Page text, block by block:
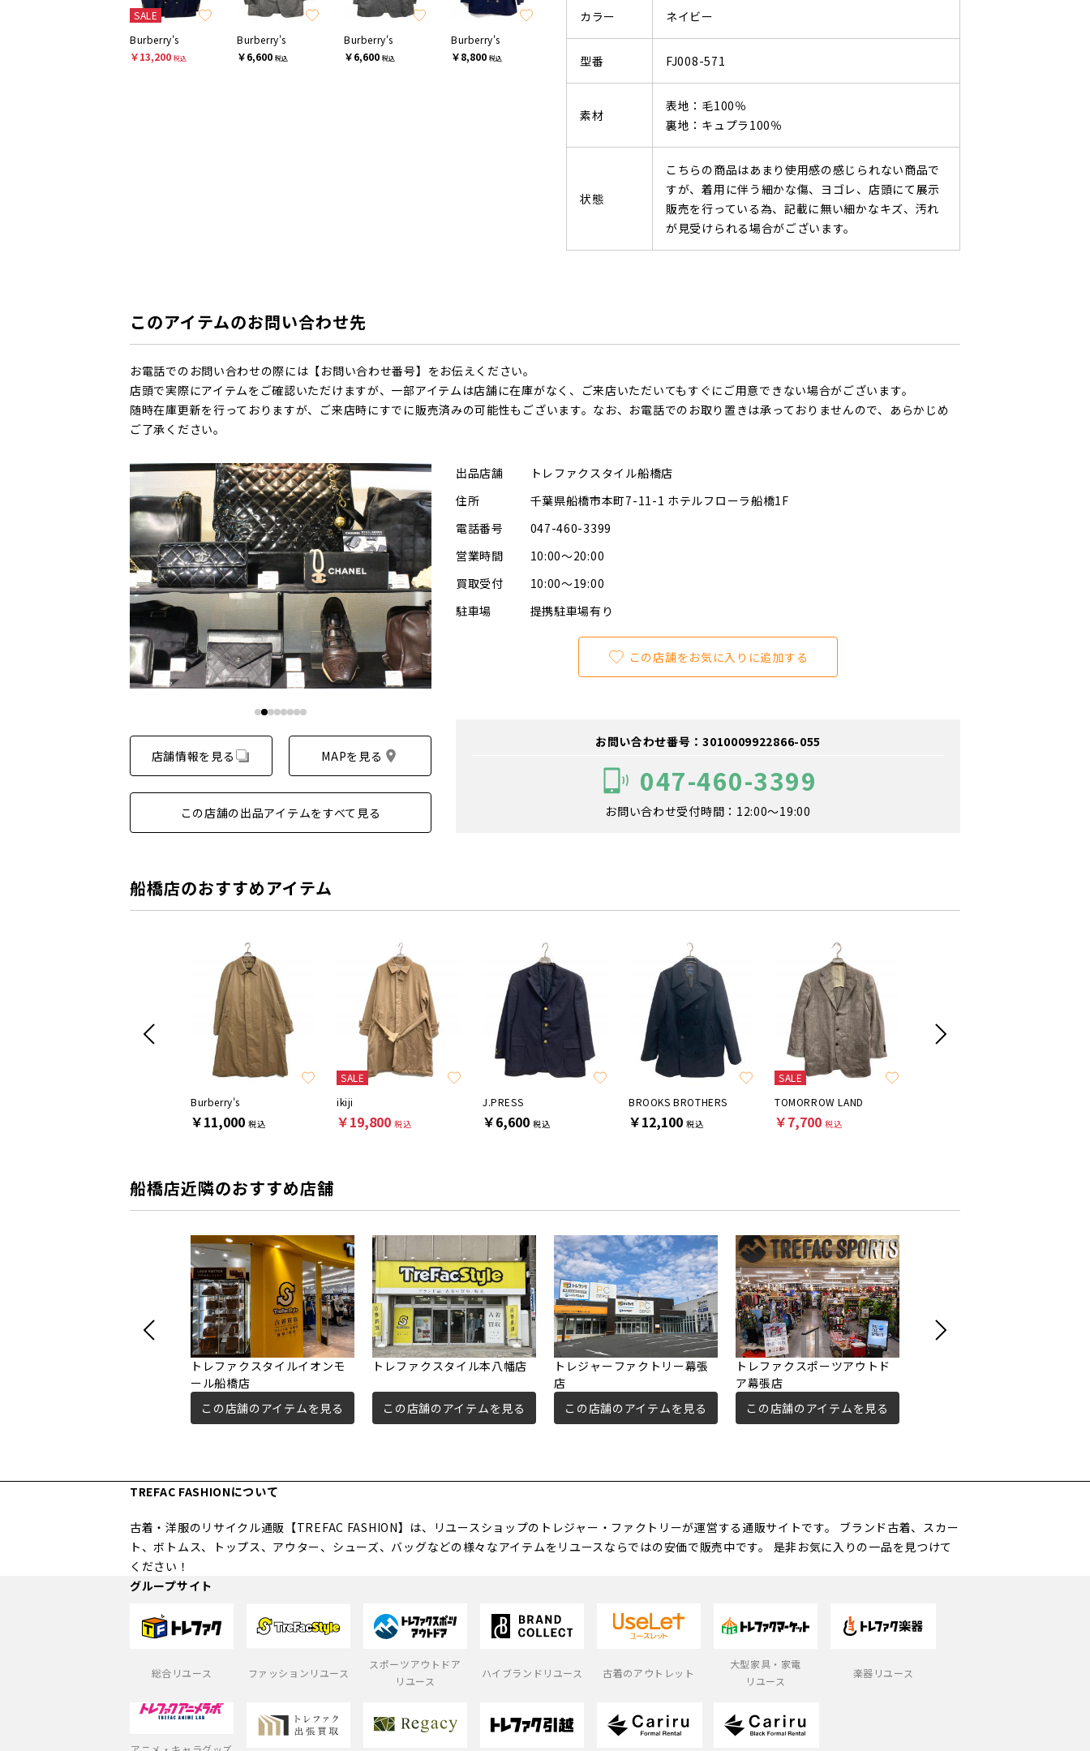
SALE
Burberry's
￥13,200 税込
Burberry's
￥6,600 税込
Burberry's
￥6,600 税込
Burberry's
￥8,800 税込
カラー ネイビー
型番 FJ008-571
素材
表地：毛100％
裏地：キュプラ100％
状態
こちらの商品はあまり使用感の感じられない商品で
すが、着用に伴う細かな傷、ヨゴレ、店頭にて展示
販売を行っている為、記載に無い細かなキズ、汚れ
が見受けられる場合がございます。
このアイテムのお問い合わせ先
お電話でのお問い合わせの際には【お問い合わせ番号】をお伝えください。
店頭で実際にアイテムをご確認いただけますが、一部アイテムは店舗に在庫がなく、ご来店いただいてもすぐにご用意できない場合がございます。
随時在庫更新を行っておりますが、ご来店時にすでに販売済みの可能性もございます。なお、お電話でのお取り置きは承っておりませんので、あらかじめ
ご了承ください。
店舗情報を見る MAPを見る
この店舗の出品アイテムをすべて見る
出品店舗
トレファクスタイル船橋店
住所
千葉県船橋市本町7-11-1 ホテルフローラ船橋1F
電話番号
047-460-3399
営業時間
10:00～20:00
買取受付
10:00～19:00
駐車場
提携駐車場有り
この店舗をお気に入りに追加する
お問い合わせ番号：3010009922866-055
047-460-3399
お問い合わせ受付時間：12:00～19:00
船橋店のおすすめアイテム
Burberry's
￥11,000 税込
SALE
ikiji
￥19,800 税込
J.PRESS
￥6,600 税込
BROOKS BROTHERS
￥12,100 税込
SALE
TOMORROW LAND
￥7,700 税込
船橋店近隣のおすすめ店舗
トレファクスタイルイオンモ
ール船橋店
この店舗のアイテムを見る
トレファクスタイル本八幡店
この店舗のアイテムを見る
トレジャーファクトリー幕張
店
この店舗のアイテムを見る
トレファクスポーツアウトド
ア幕張店
この店舗のアイテムを見る
TREFAC FASHIONについて
古着・洋服のリサイクル通販【TREFAC FASHION】は、リユースショップのトレジャー・ファクトリーが運営する通販サイトです。 ブランド古着、スカー
ト、ボトムス、トップス、アウター、シューズ、バッグなどの様々なアイテムをリユースならではの安価で販売中です。 是非お気に入りの一品を見つけて
ください！
グループサイト
総合リユース ファッションリユース
スポーツアウトドア
リユース
ハイブランドリユース 古着のアウトレット
大型家具・家電
リユース
楽器リユース